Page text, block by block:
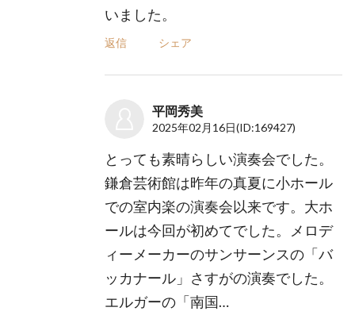
いました。
返信 シェア
平岡秀美
2025年02月16日(ID:169427)
とっても素晴らしい演奏会でした。
鎌倉芸術館は昨年の真夏に小ホール
での室内楽の演奏会以来です。大ホ
ールは今回が初めてでした。メロデ
ィーメーカーのサンサーンスの「バ
ッカナール」さすがの演奏でした。
エルガーの「南国…